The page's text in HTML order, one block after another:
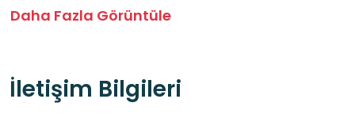
Koşmamak ve belirlenen alanlardan
Öğrencilerin çevreyi kirletmemesi, doğayı
Daha Fazla Görüntüle
İletişim Bilgileri